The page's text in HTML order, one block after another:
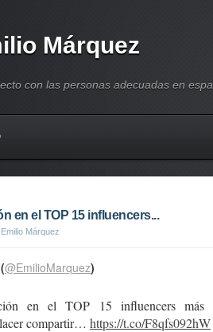
Márquez
con las personas adecuadas en
en el TOP 15 influencers...
Márquez
en el TOP 15 influencers más
compartir… https://t.co/F8qfs092hW
@EmilioMarquez)